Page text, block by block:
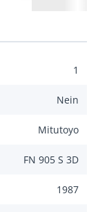
1
Nein
Mitutoyo
FN 905 S 3D
1987